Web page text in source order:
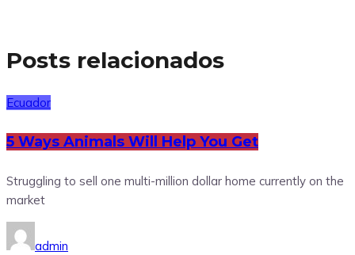
Posts relacionados
Ecuador
5 Ways Animals Will Help You Get
Struggling to sell one multi-million dollar home currently on the
market
admin